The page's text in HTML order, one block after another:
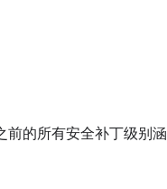
的所有安全补丁级别涵